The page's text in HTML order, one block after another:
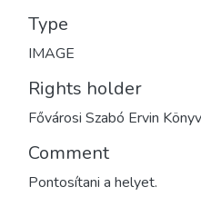
Type
IMAGE
Rights holder
Fővárosi Szabó Ervin
Comment
Pontosítani a helyet.